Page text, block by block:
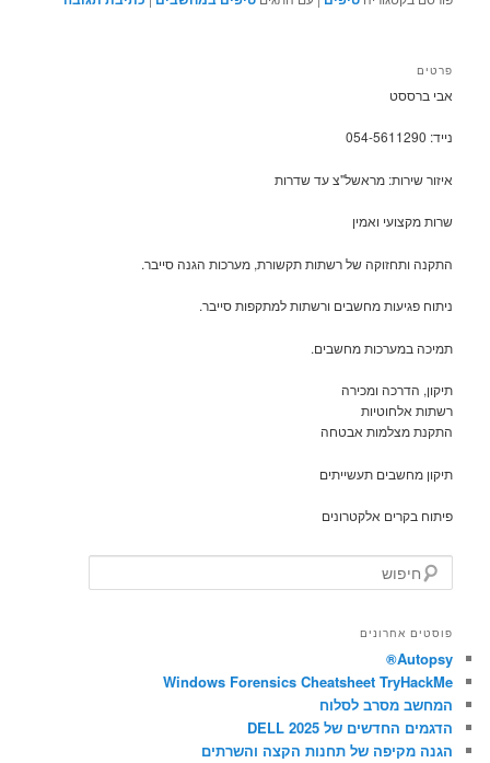
פרטים
אבי ברססט
נייד: 054-5611290
איזור שירות: מראשל"צ עד שדרות
שרות מקצועי ואמין
התקנה ותחזוקה של רשתות תקשורת, מערכות הגנה סייבר.
ניתוח פגיעות מחשבים ורשתות למתקפות סייבר.
תמיכה במערכות מחשבים.
תיקון, הדרכה ומכירה
רשתות אלחוטיות
התקנת מצלמות אבטחה
תיקון מחשבים תעשייתים
פיתוח בקרים אלקטרונים
י
ופוסטים אחרונים
Autopsy®
Windows Forensics Cheatsheet TryHackMe
המחשב מסרב לסלוח
הדגמים החדשים של DELL 2025
הגנה מקיפה של תחנות הקצה והשרתים